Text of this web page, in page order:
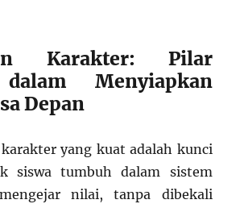
Karakter: Pilar
Menyiapkan
Depan
yang kuat adalah kunci
siswa tumbuh dalam sistem
nilai, tanpa dibekali